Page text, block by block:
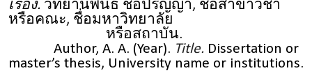
เรื่อง. วิทยานิพนธ์ ชื่อปริญญา, ชื่อสาขาวิชา
หรือคณะ, ชื่อมหาวิทยาลัย
หรือสถาบัน.
Author, A. A. (Year). Title. Dissertation or
master’s thesis, University name or institutions.